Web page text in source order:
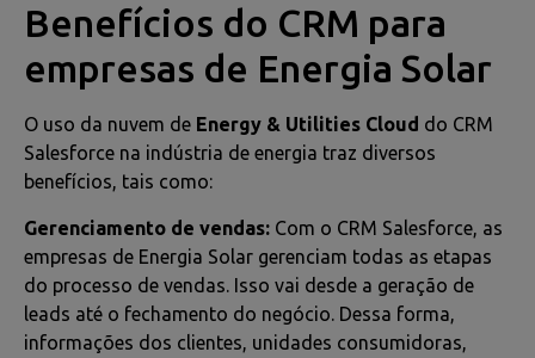
Benefícios do CRM para
empresas de Energia Solar
O uso da nuvem de Energy & Utilities Cloud do CRM
Salesforce na indústria de energia traz diversos
benefícios, tais como:
Gerenciamento de vendas: Com o CRM Salesforce, as
empresas de Energia Solar gerenciam todas as etapas
do processo de vendas. Isso vai desde a geração de
leads até o fechamento do negócio. Dessa forma,
informações dos clientes, unidades consumidoras,